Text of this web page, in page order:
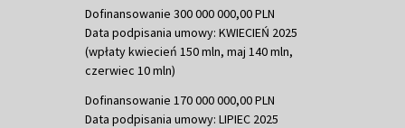
Dofinansowanie 300 000 000,00 PLN
Data podpisania umowy: KWIECIEŃ 2025
(wpłaty kwiecień 150 mln, maj 140 mln,
czerwiec 10 mln)
Dofinansowanie 170 000 000,00 PLN
Data podpisania umowy: LIPIEC 2025